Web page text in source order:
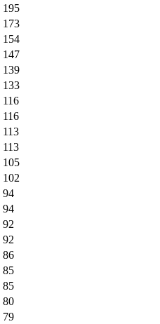
195
173
154
147
139
133
116
116
113
113
105
102
94
94
92
92
86
85
85
80
79